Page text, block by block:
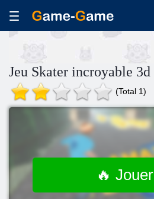
Jeu Skater incroyable 3d
(Total 1)
🔥 Jouer